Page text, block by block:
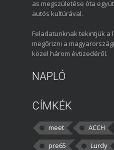
as megszületése óta
autós kultúrával.
Feladatunknak tekintjük a
megőrizni a
közel három évtizedéről.
NAPLÓ
CÍMKÉK
meet ACCH
pre65
Lurdy